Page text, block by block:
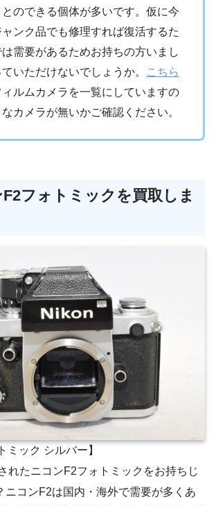
のできる個体が多いです。仮に今
ンク品でも修理すれば復活するた
需要があるためお持ちの方いまし
いただけないでしょうか。
こちら
ルムカメラを一覧にしていますの
カメラが無いかご確認ください。
フォトミックを買取しま
ミック シルバー】
れたニコンF2フォトミックをお持ちじ
ニコンF2は国内・海外で需要が多くあ